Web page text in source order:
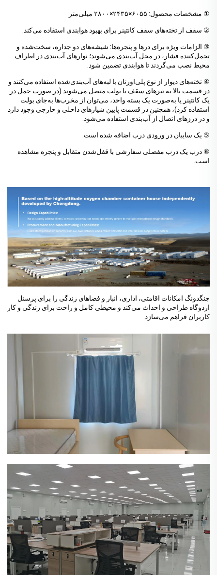
① مشخصات محصول: ۶۰۵۵×۲۴۳۵×۲۸۰۰ میلی‌متر
② سقف از تخته‌های سقف کانتینر برای بهبود هوابندی استفاده می‌کند.
③ الزامات ویژه برای درها و پنجره‌ها: شیشه‌های دو جداره، سخت‌شده و
تحمل‌کننده فشار، در محل آب‌بندی می‌شوند؛ نوارهای آب‌بندی در اطراف
محیط نصب می‌گردند تا هوابندی تضمین شود.
④ تخته‌های دیوار از نوع پلی‌اورتان با لبه‌های آب‌بندی‌شده استفاده می‌کنند و
در قسمت بالا به تیرهای سقف با بولت متصل می‌شوند (در صورت حمل در
یک کانتینر یا به‌صورت یک بسته واحد، می‌توان از مخرب‌ها به‌جای بولت
استفاده کرد)، همچنین در قسمت پایین شیارهای داخلی و خارجی وجود دارد
و در درزهای اتصال از آب‌بندی استفاده می‌شود.
⑤ یک سایبان در ورودی درب اضافه شده است.
⑥ درب یک درب مفصلی سفارشی با قفل‌شدن متقابل و پنجره مشاهده
است.
چنگدونگ امکانات اقامتی، اداری، انبار و فضاهای زندگی را برای پرسنل
اردوگاه طراحی و احداث می‌کند و محیطی کامل و راحت برای زندگی و کار
کاربران فراهم می‌سازد.